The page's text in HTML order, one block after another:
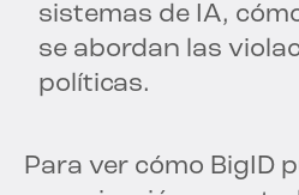
sistemas de IA,
se abordan las
políticas.
Para ver cómo BigID